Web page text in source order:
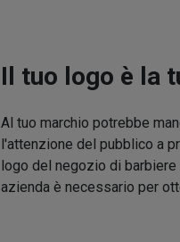
Il tuo logo è la
Al tuo marchio potrebbe
l'attenzione del pubblico a
logo del negozio di
azienda è necessario per